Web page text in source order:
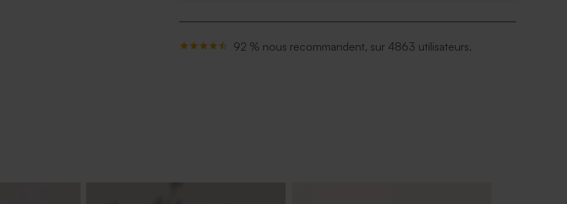
92 % nous recommandent, sur 4863 utilisateurs.